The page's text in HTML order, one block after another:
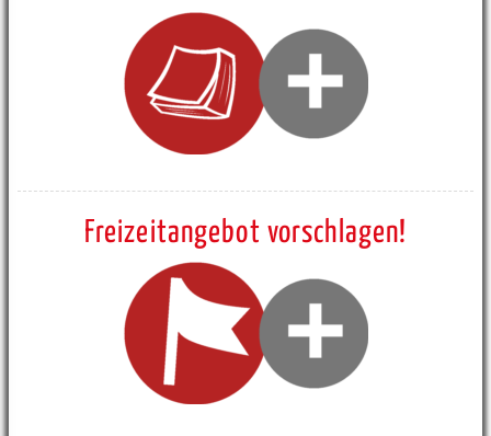
Freizeitangebot vorschlagen!